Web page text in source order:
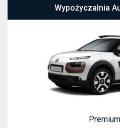
Wypożyczalnia